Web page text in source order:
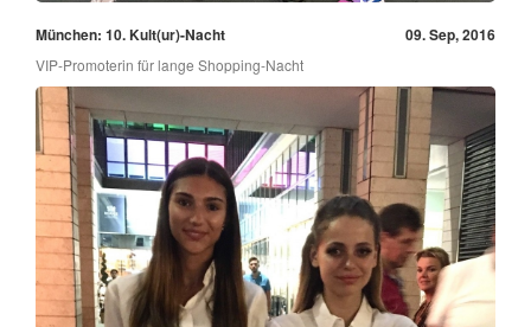
München: 10. Kult(ur)-Nacht 09. Sep, 2016
VIP-Promoterin für lange Shopping-Nacht